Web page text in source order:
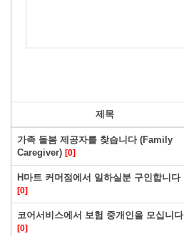
제목
가족 돌봄 제공자를 찾습니다 (Family
Caregiver) [0]
H마트 커머점에서 일하실분 구인합니다
[0]
코어서비스에서 보험 중개인을 모십니다
[0]